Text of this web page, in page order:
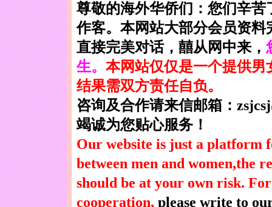
尊敬的海外华侨们：您们辛
作客。本网站大部分会员资
直接完美对话，囍从网中来，
生。 本网站仅仅是一个提供
结果需双方责任自负。
咨询及合作请来信邮箱：
竭诚为您贴心服务！
Our website is just a platform
between men and women,the
should be at your own risk.
cooperation, please write to